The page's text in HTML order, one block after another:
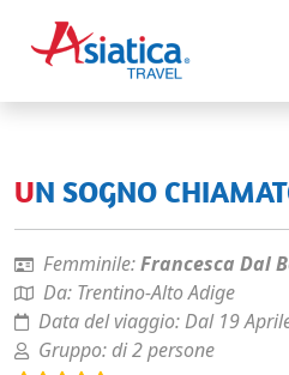
UN SOGNO
Femminile:Francesca Dal
Da: Trentino-Alto Adige
Data del viaggio:Dal 19
Gruppo:di 2 persone